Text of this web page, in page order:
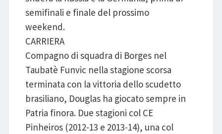
semifinali e finale del prossimo
weekend.
CARRIERA
Compagno di squadra di Borges nel
Taubatè Funvic nella stagione scorsa
terminata con la vittoria dello scudetto
brasiliano, Douglas ha giocato sempre in
Patria finora. Due stagioni col CE
Pinheiros (2012-13 e 2013-14), una col